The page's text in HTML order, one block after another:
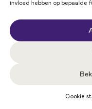
invloed hebben op bepaalde
Cookie
Redactie vacatures
Online vacatures
Fondsenwerving
Open inschrijving
Voor professionals
Interim opdrachten